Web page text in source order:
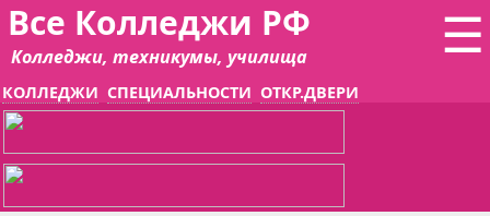
☰
Все Колледжи РФ
Колледжи, техникумы, училища
КОЛЛЕДЖИ СПЕЦИАЛЬНОСТИ ОТКР.ДВЕРИ